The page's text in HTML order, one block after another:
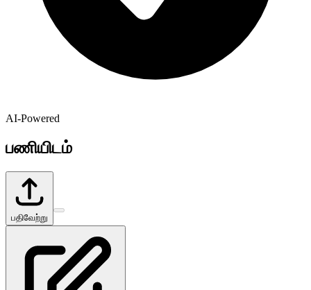
AI-Powered
பணியிடம்
பதிவேற்று